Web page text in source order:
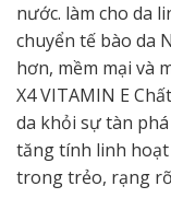
nước. làm cho da
chuyển tế bào da
hơn, mềm mại và
X4 VITAMIN E
da khỏi sự tàn
tăng tính linh hoạt
trong trẻo, rạng